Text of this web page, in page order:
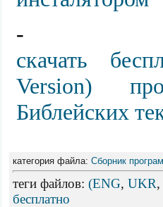
-
скачать
Version)
Библейских
категория файла: Сборник
теги файлов: (ENG, UKR,
бесплатно